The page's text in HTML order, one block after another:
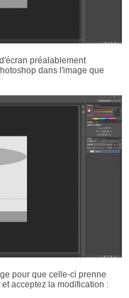
préalablement
dans l'image que
pour que celle-ci prenne
acceptez la modification :